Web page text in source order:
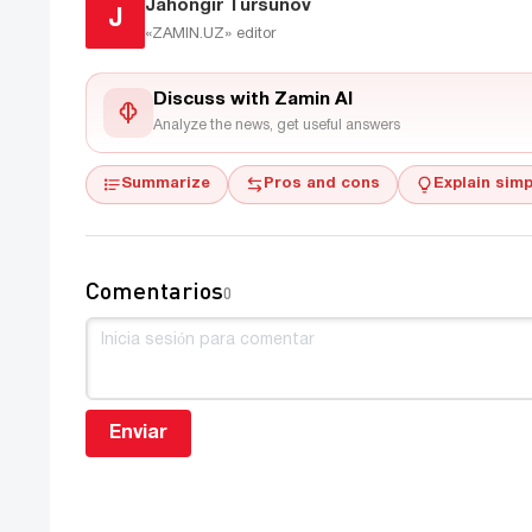
J
Jahongir Tursunov
«ZAMIN.UZ» editor
Discuss with Zamin AI
Analyze the news, get useful answers
Summarize Pros and cons Explain
Comentarios0
Enviar